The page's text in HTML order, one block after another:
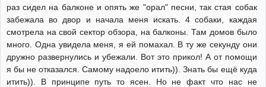
раз сидел на балконе и опять же "орал" песни, так стая собак
забежала во двор и начала меня искать. 4 собаки, каждая
смотрела на свой сектор обзора, на балконы. Там домов было
много. Одна увидела меня, я ей помахал. В ту же секунду они
дружно развернулись и убежали. Вот это прикол! А от помощи
я бы не отказался. Самому надоело итить)). Знать бы ещё куда
итить)). В принципе путь то ясен. Но не факт что нас не